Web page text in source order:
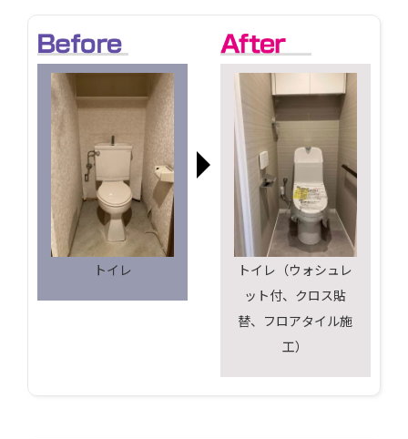
トイレ
トイレ（ウォシュレ
ット付、クロス貼
替、フロアタイル施
工）